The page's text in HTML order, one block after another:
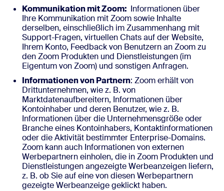
Kommunikation mit Zoom: Informationen über
Ihre Kommunikation mit Zoom sowie Inhalte
derselben, einschließlich im Zusammenhang mit
Support-Fragen, virtuellen Chats auf der Website,
Ihrem Konto, Feedback von Benutzern an Zoom zu
den Zoom Produkten und Dienstleistungen (im
Eigentum von Zoom) und sonstigen Anfragen.
Informationen von Partnern: Zoom erhält von
Drittunternehmen, wie z. B. von
Marktdatenaufbereitern, Informationen über
Kontoinhaber und deren Benutzer, wie z. B.
Informationen über die Unternehmensgröße oder
Branche eines Kontoinhabers, Kontaktinformationen
oder die Aktivität bestimmter Enterprise-Domains.
Zoom kann auch Informationen von externen
Werbepartnern einholen, die in Zoom Produkten und
Dienstleistungen angezeigte Werbeanzeigen liefern,
z. B. ob Sie auf eine von diesen Werbepartnern
gezeigte Werbeanzeige geklickt haben.